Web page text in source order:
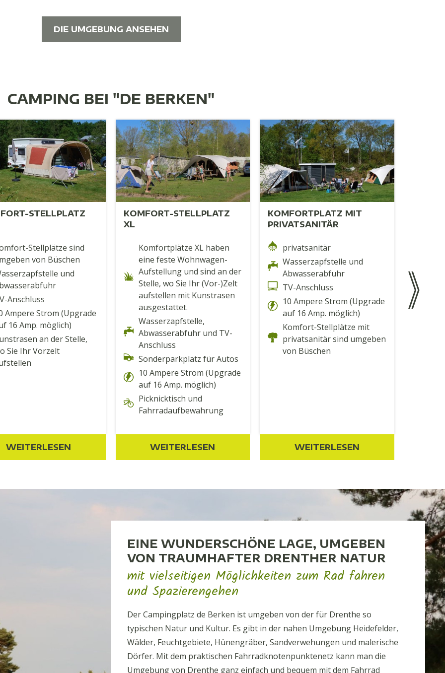
DIE UMGEBUNG ANSEHEN
CAMPING BEI "DE BERKEN"
STELLPLATZ
Stellplätze sind
von Büschen
und
Anschluss
Ampere Strom (Upgrade
16 Amp. möglich)
an der Stelle,
Sie Ihr Vorzelt
WEITERLESEN
KOMFORT-STELLPLATZ
XL
Komfortplätze XL haben
eine feste Wohnwagen-
Aufstellung und sind an der
Stelle, wo Sie Ihr (Vor-)Zelt
aufstellen mit Kunstrasen
ausgestattet.
Wasserzapfstelle,
Abwasserabfuhr und TV-
Anschluss
Sonderparkplatz für Autos
10 Ampere Strom (Upgrade
auf 16 Amp. möglich)
Picknicktisch und
Fahrradaufbewahrung
WEITERLESEN
KOMFORTPLATZ MIT
PRIVATSANITÄR
privatsanitär
Wasserzapfstelle und
Abwasserabfuhr
TV-Anschluss
10 Ampere Strom (Upgrade
auf 16 Amp. möglich)
Komfort-Stellplätze mit
privatsanitär sind umgeben
von Büschen
WEITERLESEN
EINE WUNDERSCHÖNE LAGE, UMGEBEN
VON TRAUMHAFTER DRENTHER NATUR
mit vielseitigen Möglichkeiten zum Rad fahren
und Spazierengehen
Der Campingplatz de Berken ist umgeben von der für Drenthe so
typischen Natur und Kultur. Es gibt in der nahen Umgebung Heidefelder,
Wälder, Feuchtgebiete, Hünengräber, Sandverwehungen und malerische
Dörfer. Mit dem praktischen Fahrradknotenpunktenetz kann man die
Umgebung von Drenthe ganz einfach und bequem mit dem Fahrrad